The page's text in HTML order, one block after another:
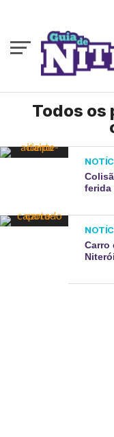
Todos
ferida
Carro
Niterói